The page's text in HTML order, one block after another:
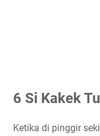
6 Si Kakek
Ketika di pinggir